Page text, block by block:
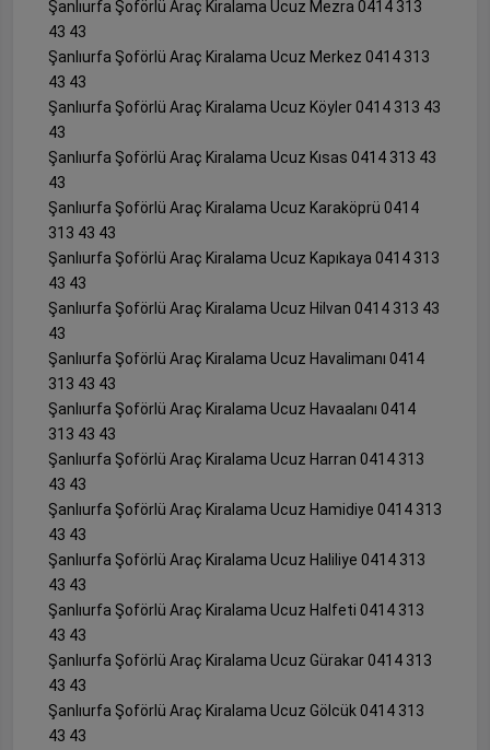
Şanlıurfa Şoförlü Araç Kiralama Ucuz Mezra 0414 313
43 43
Şanlıurfa Şoförlü Araç Kiralama Ucuz Merkez 0414 313
43 43
Şanlıurfa Şoförlü Araç Kiralama Ucuz Köyler 0414 313 43
43
Şanlıurfa Şoförlü Araç Kiralama Ucuz Kısas 0414 313 43
43
Şanlıurfa Şoförlü Araç Kiralama Ucuz Karaköprü 0414
313 43 43
Şanlıurfa Şoförlü Araç Kiralama Ucuz Kapıkaya 0414 313
43 43
Şanlıurfa Şoförlü Araç Kiralama Ucuz Hilvan 0414 313 43
43
Şanlıurfa Şoförlü Araç Kiralama Ucuz Havalimanı 0414
313 43 43
Şanlıurfa Şoförlü Araç Kiralama Ucuz Havaalanı 0414
313 43 43
Şanlıurfa Şoförlü Araç Kiralama Ucuz Harran 0414 313
43 43
Şanlıurfa Şoförlü Araç Kiralama Ucuz Hamidiye 0414 313
43 43
Şanlıurfa Şoförlü Araç Kiralama Ucuz Haliliye 0414 313
43 43
Şanlıurfa Şoförlü Araç Kiralama Ucuz Halfeti 0414 313
43 43
Şanlıurfa Şoförlü Araç Kiralama Ucuz Gürakar 0414 313
43 43
Şanlıurfa Şoförlü Araç Kiralama Ucuz Gölcük 0414 313
43 43